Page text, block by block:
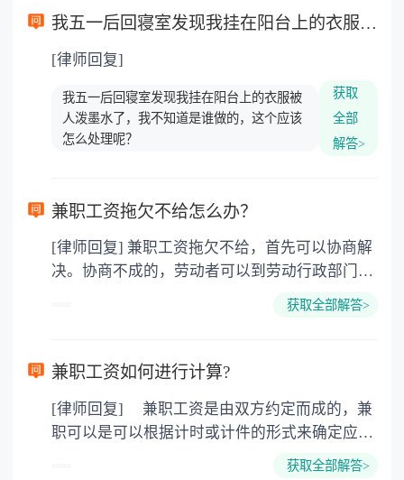
我五一后回寝室发现我挂在阳台上的衣服被人泼墨水了，我不知道是谁做的，这个应该怎么处理呢？
[律师回复]
我五一后回寝室发现我挂在阳台上的衣服被
人泼墨水了，我不知道是谁做的，这个应该
怎么处理呢？
获取
全部
解答>
兼职工资拖欠不给怎么办？
[律师回复] 兼职工资拖欠不给，首先可以协商解
决。协商不成的，劳动者可以到劳动行政部门举
报。也可以直接申请仲裁，需要当事人提交相应
满意可以在拿到仲裁书后15天之内到法院起诉。
发生劳动争议，当事人不愿协商、协商不成或者
达成和解协议后不履行的，可以向调解组织申请
调解；不愿调解、调解不成或者达成调解协议后
获取全部解答>
兼职工资如何进行计算?
[律师回复] 兼职工资是由双方约定而成的，兼
职可以是可以根据计时或计件的形式来确定应发
工资的数额。但是兼职工资也不能低于当地的最
获取全部解答>